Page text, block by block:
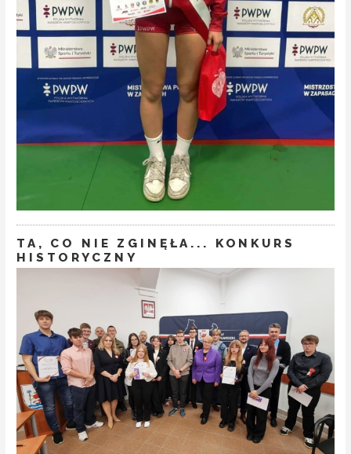
TA, CO NIE ZGINĘŁA... KONKURS
HISTORYCZNY